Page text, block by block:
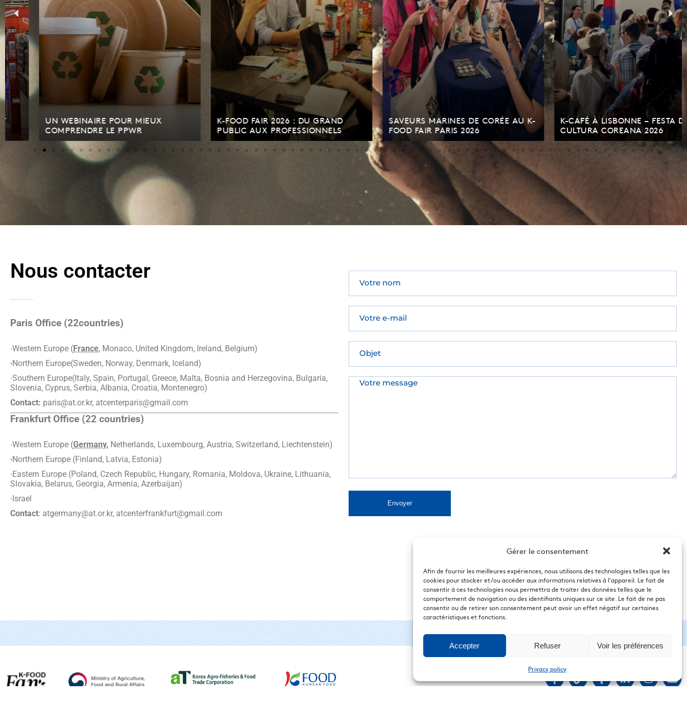
Gérer le consentement
Afin de fournir les meilleures expériences, nous utilisons des technologies telles que les
cookies pour stocker et/ou accéder aux informations relatives à l'appareil. Le fait de
consentir à ces technologies nous permettra de traiter des données telles que le
comportement de navigation ou des identifiants uniques sur ce site. Le fait de ne pas
consentir ou de retirer son consentement peut avoir un effet négatif sur certaines
caractéristiques et fonctions.
Accepter Refuser Voir les préférences
Privacy policy
UN WEBINAIRE POUR MIEUX
COMPRENDRE LE PPWR
K-FOOD FAIR 2026 : DU GRAND
PUBLIC AUX PROFESSIONNELS
SAVEURS MARINES DE CORÉE AU K-
FOOD FAIR PARIS 2026
K-CAFÉ À LISBONNE – FESTA DA
CULTURA COREANA 2026
Nous contacter
Paris Office (22countries)
∙Western Europe (France, Monaco, United Kingdom, Ireland, Belgium)
∙Northern Europe(Sweden, Norway, Denmark, Iceland)
∙Southern Europe(Italy, Spain, Portugal, Greece, Malta, Bosnia and Herzegovina, Bulgaria,
Slovenia, Cyprus, Serbia, Albania, Croatia, Montenegro)
Contact: paris@at.or.kr, atcenterparis@gmail.com
Frankfurt Office (22 countries)
∙Western Europe (Germany, Netherlands, Luxembourg, Austria, Switzerland, Liechtenstein)
∙Northern Europe (Finland, Latvia, Estonia)
∙Eastern Europe (Poland, Czech Republic, Hungary, Romania, Moldova, Ukraine, Lithuania,
Slovakia, Belarus, Georgia, Armenia, Azerbaijan)
∙Israel
Contact: atgermany@at.or.kr, atcenterfrankfurt@gmail.com